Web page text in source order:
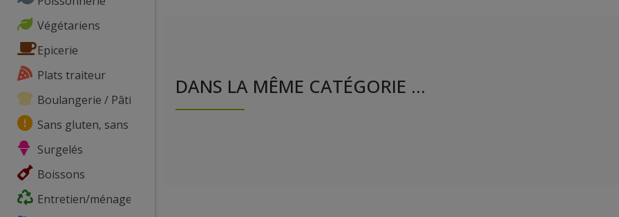
Végétariens
Epicerie
Plats traiteur
Boulangerie / Pâtisserie
Sans gluten, sans lactose, ...
Surgelés
Boissons
Entretien/ménage
DANS LA MÊME CATÉGORIE ...